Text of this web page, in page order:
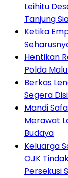
Leihitu
Tanjung
Ketika
Hentikan
Polda
Berkas
Segera
Mandi
Merawat
Budaya
Keluarga
OJK
Persekusi